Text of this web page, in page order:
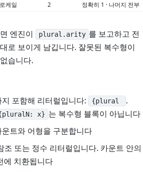
케일 2 정확히 1 · 나머지 전부
엔진이 plural.arity 를 보고하고 전
로 보이게 남깁니다. 잘못된 복수형이
습니다.
포함해 리터럴입니다: {plural .
x} 는 복수형 블록이 아닙니다
트와 어형을 구분합니다
조 또는 정수 리터럴입니다. 카운트 안의
에 치환됩니다